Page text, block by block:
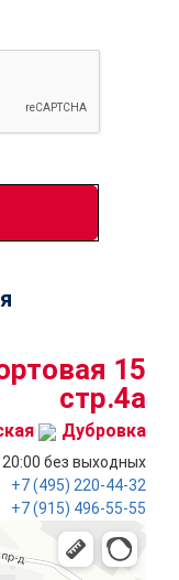
15
стр.4a
Дубровка
без выходных
+7 (495) 220-44-32
+7 (915) 496-55-55